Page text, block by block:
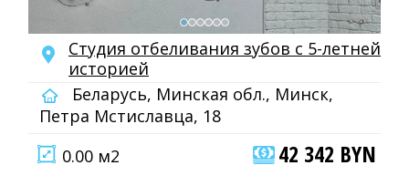
Cтудия отбеливания зубов с 5-летней
историей
Беларусь, Минская обл., Минск,
Петра Мстиславца, 18
0.00 м2
42 342 BYN